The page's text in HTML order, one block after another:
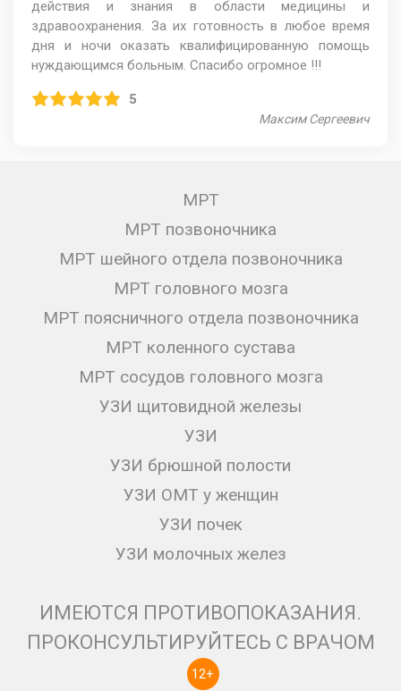
действия и знания в области медицины и
здравоохранения. За их готовность в любое время
дня и ночи оказать квалифицированную помощь
нуждающимся больным. Спасибо огромное !!!
5
Максим Сергеевич
МРТ
МРТ позвоночника
МРТ шейного отдела позвоночника
МРТ головного мозга
МРТ поясничного отдела позвоночника
МРТ коленного сустава
МРТ сосудов головного мозга
УЗИ щитовидной железы
УЗИ
УЗИ брюшной полости
УЗИ ОМТ у женщин
УЗИ почек
УЗИ молочных желез
ИМЕЮТСЯ ПРОТИВОПОКАЗАНИЯ.
ПРОКОНСУЛЬТИРУЙТЕСЬ С ВРАЧОМ
12+